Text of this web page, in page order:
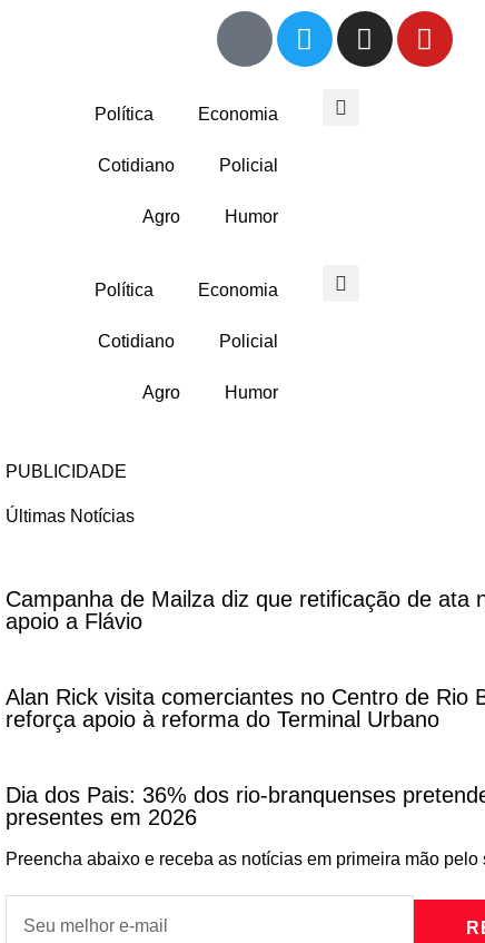
Política Economia
Cotidiano Policial
Agro Humor
Política Economia
Cotidiano Policial
Agro Humor
PUBLICIDADE
Últimas Notícias
Campanha de Mailza diz que retificação de ata
apoio a Flávio
Alan Rick visita comerciantes no Centro de Rio
reforça apoio à reforma do Terminal Urbano
Dia dos Pais: 36% dos rio-branquenses
presentes em 2026
Preencha abaixo e receba as notícias em primeira mão pelo